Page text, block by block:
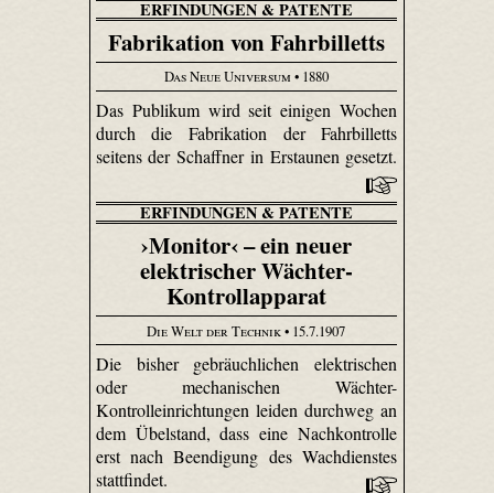
ERFINDUNGEN & PATENTE
Fabrikation von Fahrbilletts
Das Neue Universum • 1880
Das Publikum wird seit einigen Wochen
durch die Fabrikation der Fahrbilletts
seitens der Schaffner in Erstaunen gesetzt.
ERFINDUNGEN & PATENTE
›Monitor‹ – ein neuer
elektrischer Wächter-
Kontrollapparat
Die Welt der Technik• 15.7.1907
Die bisher gebräuchlichen elektrischen
oder mechanischen Wächter-
Kontrolleinrichtungen leiden durchweg an
dem Übelstand, dass eine Nachkontrolle
erst nach Beendigung des Wachdienstes
stattfindet.